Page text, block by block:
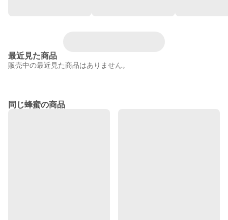
最近見た商品
販売中の最近見た商品はありません。
同じ蜂蜜の商品